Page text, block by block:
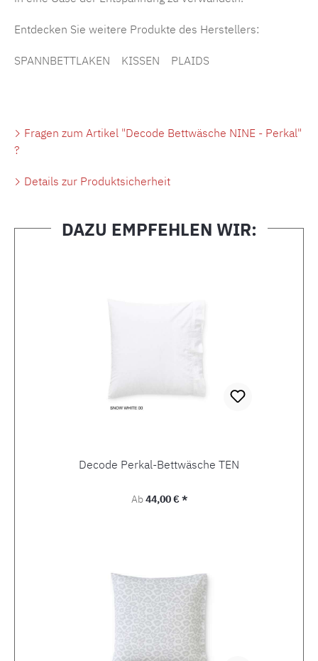
Entdecken Sie weitere Produkte des Herstellers:
SPANNBETTLAKEN KISSEN PLAIDS
Fragen zum Artikel "Decode Bettwäsche NINE - Perkal"
?
Details zur Produktsicherheit
DAZU EMPFEHLEN WIR:
Decode Perkal-Bettwäsche TEN
Regulärer Preis:
Ab44,00 € *